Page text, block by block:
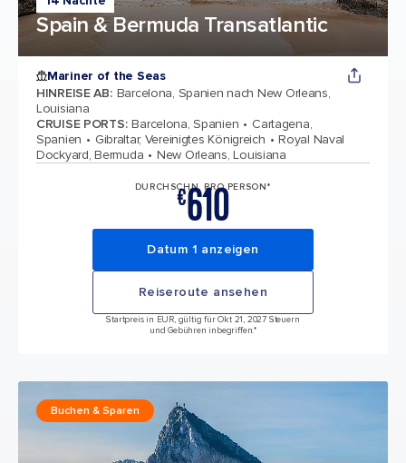
Spain & Bermuda Transatlantic
Mariner of the Seas
HINREISE AB: Barcelona, Spanien nach New Orleans,
Louisiana
CRUISE PORTS: Barcelona, Spanien
Cartagena,
Spanien
Gibraltar, Vereinigtes Königreich
Royal Naval
Dockyard, Bermuda
New Orleans, Louisiana
DURCHSCHN. PRO PERSON*
€610
Datum 1 anzeigen
Reiseroute ansehen
Startpreis in EUR, gültig für Okt 21, 2027 Steuern
und Gebühren inbegriffen.*
Buchen & Sparen